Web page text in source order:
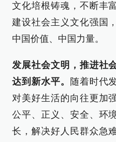
文化培根铸魂，不断丰
建设社会主义文化强国
中国价值、中国力量。
发展社会文明，推进社
达到新水平。
随着时代
对美好生活的向往更加
公平、正义、安全、环
长，解决好人民群众急